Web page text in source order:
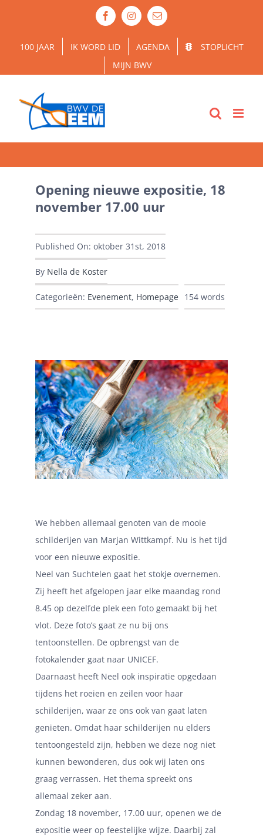
inhoud
FacebookInstagram
E-
mail
100 JAAR IK WORD LID AGENDA
STOPLICHT
MIJN BWV
Opening nieuwe expositie, 18
november 17.00 uur
Published On: oktober 31st, 2018
By Nella de Koster
Categorieën: Evenement, Homepage 154 words
We hebben allemaal genoten van de mooie
schilderijen van Marjan Wittkampf. Nu is het tijd
voor een nieuwe expositie.
Neel van Suchtelen gaat het stokje overnemen.
Zij heeft het afgelopen jaar elke maandag rond
8.45 op dezelfde plek een foto gemaakt bij het
vlot. Deze foto’s gaat ze nu bij ons
tentoonstellen. De opbrengst van de
fotokalender gaat naar UNICEF.
Daarnaast heeft Neel ook inspiratie opgedaan
tijdens het roeien en zeilen voor haar
schilderijen, waar ze ons ook van gaat laten
genieten. Omdat haar schilderijen nu elders
tentoongesteld zijn, hebben we deze nog niet
kunnen bewonderen, dus ook wij laten ons
graag verrassen. Het thema spreekt ons
allemaal zeker aan.
Zondag 18 november, 17.00 uur, openen we de
expositie weer op feestelijke wijze. Daarbij zal